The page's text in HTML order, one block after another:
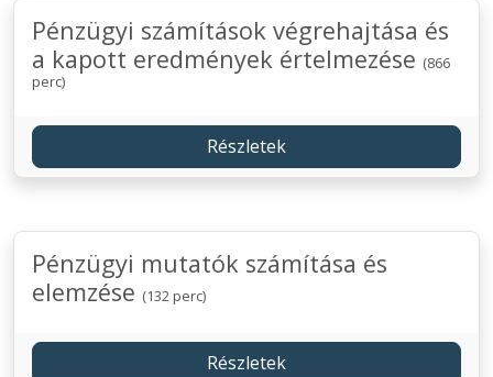
Pénzügyi számítások végrehajtása és
a kapott eredmények értelmezése (866
perc)
Részletek
Pénzügyi mutatók számítása és
elemzése (132 perc)
Részletek